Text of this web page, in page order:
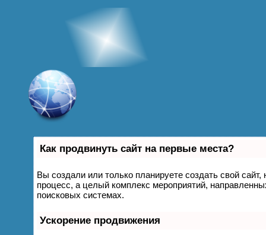
Как продвинуть сайт на первые места?
Вы создали или только планируете создать свой
процесс, а целый комплекс мероприятий,
поисковых системах.
Ускорение продвижения